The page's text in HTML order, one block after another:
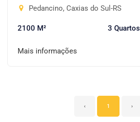
Pedancino, Caxias do Sul-RS
2100 M² 3 Quartos
Mais informações
‹ 1 ›